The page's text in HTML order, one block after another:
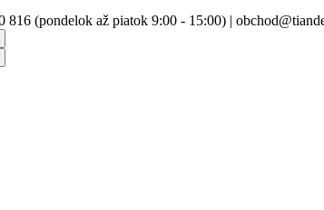
816 (pondelok až piatok 9:00 - 15:00) |